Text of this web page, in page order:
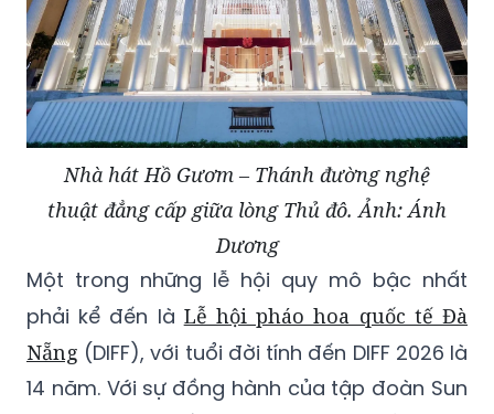
Nhà hát Hồ Gươm – Thánh đường nghệ
thuật đẳng cấp giữa lòng Thủ đô. Ảnh: Ánh
Dương
Một trong những lễ hội quy mô bậc nhất
phải kể đến là Lễ hội pháo hoa quốc tế Đà
Nẵng (DIFF), với tuổi đời tính đến DIFF 2026 là
14 năm. Với sự đồng hành của tập đoàn Sun